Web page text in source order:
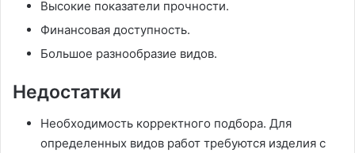
Высокие показатели прочности.
Финансовая доступность.
Большое разнообразие видов.
Недостатки
Необходимость корректного подбора. Для
определенных видов работ требуются изделия с